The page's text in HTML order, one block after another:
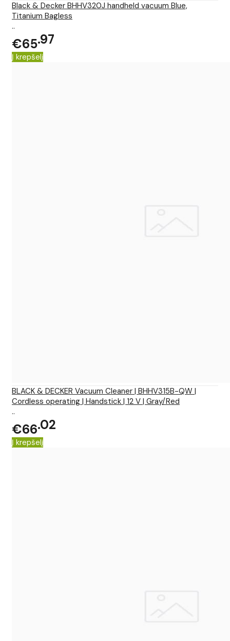
Black & Decker BHHV320J handheld vacuum Blue,
Titanium Bagless
..
€6597
Į krepšelį
BLACK & DECKER Vacuum Cleaner | BHHV315B-QW |
Cordless operating | Handstick | 12 V | Gray/Red
..
€66 02
Į krepšelį